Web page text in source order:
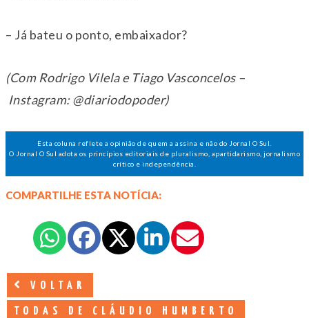
– Já bateu o ponto, embaixador?
(Com Rodrigo Vilela e Tiago Vasconcelos –
Instagram: @diariodopoder)
Esta coluna reflete a opinião de quem a assina e não do Jornal O Sul.
O Jornal O Sul adota os princípios editoriais de pluralismo, apartidarismo, jornalismo
crítico e independência.
COMPARTILHE ESTA NOTÍCIA:
VOLTAR
TODAS DE CLÁUDIO HUMBERTO